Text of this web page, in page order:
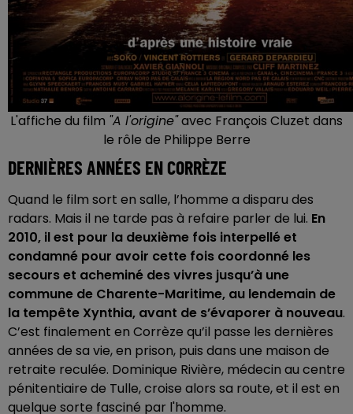
L'affiche du film "A l'origine"avec François Cluzet dans
le rôle de Philippe Berre
DERNIÈRES ANNÉES EN CORRÈZE
Quand le film sort en salle, l’homme a disparu des
radars. Mais il ne tarde pas à refaire parler de lui. En
2010, il est pour la deuxième fois interpellé et
condamné pour avoir cette fois coordonné les
secours et acheminé des vivres jusqu’à une
commune de Charente-Maritime, au lendemain de
la tempête Xynthia, avant de s’évaporer à nouveau.
C’est finalement en Corrèze qu’il passe les dernières
années de sa vie, en prison, puis dans une maison de
retraite reculée. Dominique Rivière, médecin au centre
pénitentiaire de Tulle, croise alors sa route, et il est en
quelque sorte fasciné par l'homme.